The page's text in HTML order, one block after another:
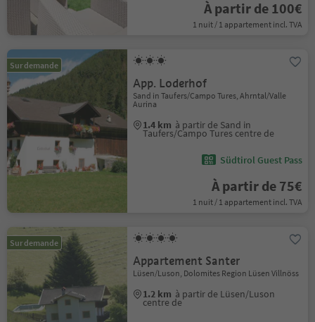
À partir de 100€
1 nuit / 1 appartement incl. TVA
Sur demande
App. Loderhof
Sand in Taufers/Campo Tures, Ahrntal/Valle
Aurina
1.4 km à partir de Sand in
Taufers/Campo Tures centre de
Südtirol Guest Pass
À partir de 75€
1 nuit / 1 appartement incl. TVA
Sur demande
Appartement Santer
Lüsen/Luson, Dolomites Region Lüsen Villnöss
1.2 km à partir de Lüsen/Luson
centre de